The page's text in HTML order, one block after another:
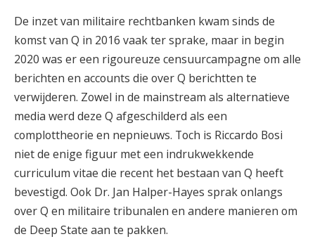
De inzet van militaire rechtbanken kwam sinds de
komst van Q in 2016 vaak ter sprake, maar in begin
2020 was er een rigoureuze censuurcampagne om alle
berichten en accounts die over Q berichtten te
verwijderen. Zowel in de mainstream als alternatieve
media werd deze Q afgeschilderd als een
complottheorie en nepnieuws. Toch is Riccardo Bosi
niet de enige figuur met een indrukwekkende
curriculum vitae die recent het bestaan van Q heeft
bevestigd. Ook Dr. Jan Halper-Hayes sprak onlangs
over Q en militaire tribunalen en andere manieren om
de Deep State aan te pakken.